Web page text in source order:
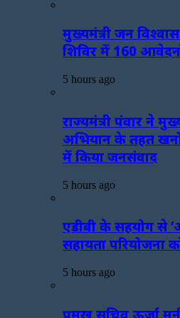
मुख्यमंत्री जन
शिविर में 160
5 hours ago
राज्यमंत्री पंवार ने
अभियान के तहत
में किया जनसंवाद
5 hours ago
एडीबी के सहयोग से
सहायता परियोजना
5 hours ago
प्रमुख सचिव ऊर्जा